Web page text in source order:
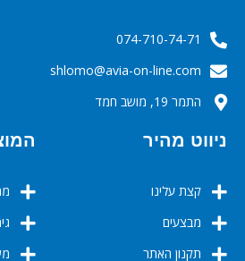
074-710-74-71
‬‬‬shlomo@avia-on-line.com‬
התמר 19, מושב חמד
ניווט מהיר
קצת עלינו
מבצעים
תקנון האתר